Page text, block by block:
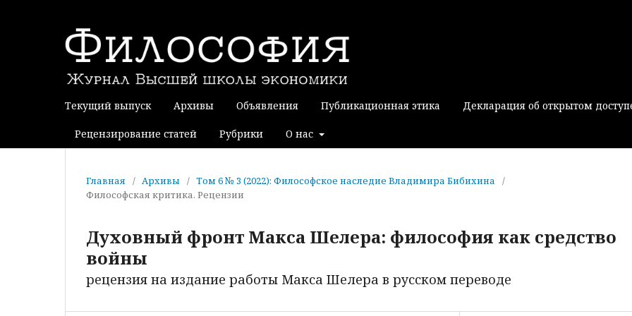
Текущий выпуск Архивы Объявления Публикационная этика Декларация об открытом
Рецензирование статей Рубрики О нас
Главная / Архивы / Том 6 № 3 (2022): Философское наследие Владимира Бибихина
/
Философская критика. Рецензии
Духовный фронт Макса Шелера: философия как средство
войны
рецензия на издание работы Макса Шелера в русском переводе